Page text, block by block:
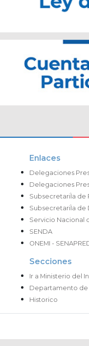
Enlaces
Delegaciones
Delegaciones
SubsecretariÌa de
SubsecretariÌa
Servicio Nacional
SENDA
ONEMI -
Secciones
Ir a Ministerio del
Departamento de
Historico